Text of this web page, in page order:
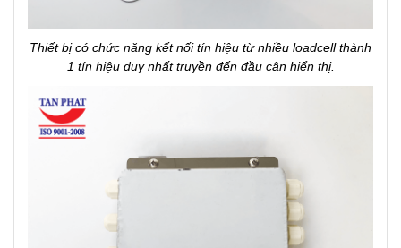
Thiết bị có chức năng kết nối tín hiệu từ nhiều loadcell thành
1 tín hiệu duy nhất truyền đến đầu cân hiển thị.